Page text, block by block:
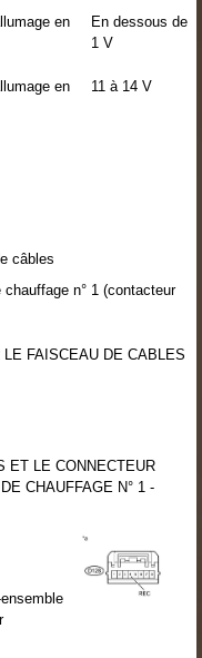
en
En dessous de
1 V
en
11 à 14 V
câbles
n° 1 (contacteur
FAISCEAU DE CABLES
ET LE CONNECTEUR
CHAUFFAGE N° 1 -